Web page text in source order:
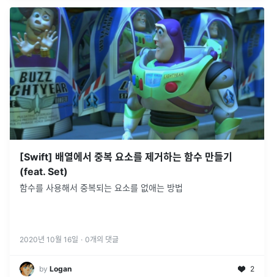
[Swift] 배열에서 중복 요소를 제거하는 함수 만들기
(feat. Set)
함수를 사용해서 중복되는 요소를 없애는 방법
2020년 10월 16일 · 0개의 댓글
by Logan 2